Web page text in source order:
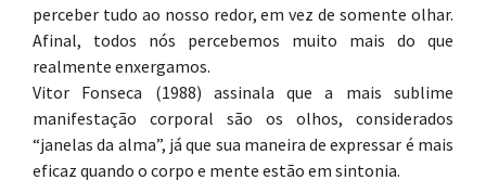
perceber tudo ao nosso redor, em vez de somente olhar.
Afinal, todos nós percebemos muito mais do que
realmente enxergamos.
Vitor Fonseca (1988) assinala que a mais sublime
manifestação corporal são os olhos, considerados
“janelas da alma”, já que sua maneira de expressar é mais
eficaz quando o corpo e mente estão em sintonia.